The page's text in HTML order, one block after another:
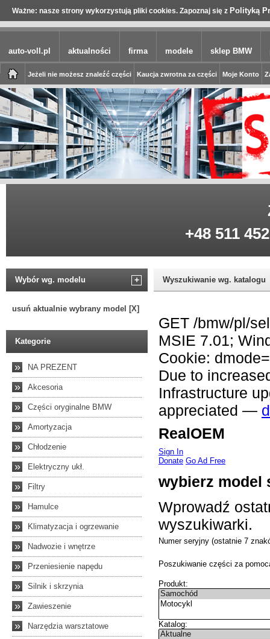
Ważne: nasze strony wykorzystują pliki cookies. Zapoznaj się z Polityką
auto-voll.pl aktualności firma modele sklep BMW
Jeżeli nie możesz znaleźć części Kaucja zwrotna za części Moje Konto
+48 511
Wybór wg. modelu +
usuń aktualnie wybrany model [X]
Kategorie
» NA PREZENT
» Akcesoria
» Części oryginalne BMW
» Amortyzacja
» Chłodzenie
» Elektryczny ukł.
» Filtry
» Hamulce
» Klimatyzacja i ogrzewanie
» Nadwozie i wnętrze
» Przeniesienie napędu
» Silnik i skrzynia
» Zawieszenie
» Narzędzia warsztatowe
Wyszukiwanie wg. katalogu